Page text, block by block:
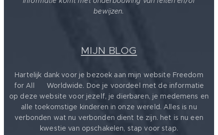
bewijzen.
MIJN BLOG
Hartelijk dank voor je bezoek aan mijn website Freedom
for All ❤️ Worldwide. Doe je voordeel met de informatie
op deze website voor jezelf, je dierbaren, je medemens en
alle toekomstige kinderen in onze wereld. Alles is nu
verbonden wat nu verbonden dient te zijn. het is nu een
kwestie van opschakelen, stap voor stap.